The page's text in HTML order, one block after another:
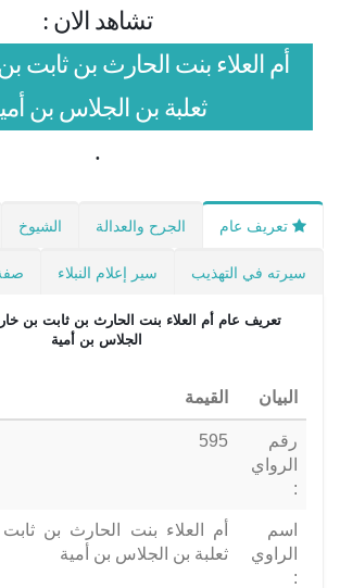
تشاهد الان :
أم العلاء بنت الحارث بن ثابت
ثعلبة بن الجلاس بن
.
تعريف عام الجرح والعدالة الشيوخ
سيرته في التهذيب سير إعلام النبلاء
تعريف عام أم العلاء بنت الحارث بن ثابت بن
الجلاس بن أمية
البيان القيمة
رقم
الرواي
:
595
اسم
الراوي
:
أم العلاء بنت الحارث بن
ثعلبة بن الجلاس بن أمية